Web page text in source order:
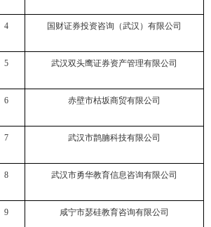
4 国财证券投资咨询（武汉）有限公司
5 武汉双头鹰证券资产管理有限公司
6 赤壁市枯坂商贸有限公司
7 武汉市鹊腩科技有限公司
8 武汉市勇华教育信息咨询有限公司
9 咸宁市瑟硅教育咨询有限公司